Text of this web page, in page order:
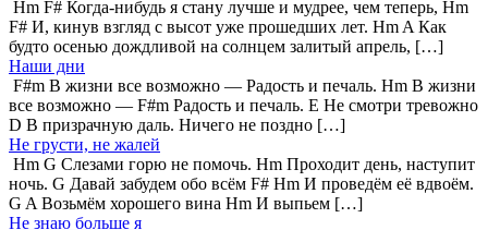
Hm F# Когда-нибудь я стану лучше и мудрее, чем теперь, Hm
F# И, кинув взгляд с высот уже прошедших лет. Hm A Как
будто осенью дождливой на солнцем залитый апрель, […]
Наши дни
F#m В жизни все возможно — Радость и печаль. Hm В жизни
все возможно — F#m Радость и печаль. E Не смотри тревожно
D В призрачную даль. Ничего не поздно […]
Не грусти, не жалей
Hm G Слезами горю не помочь. Нm Проходит день, наступит
ночь. G Давай забудем обо всём F# Нm И проведём её вдвоём.
G A Возьмём хорошего вина Нm И выпьем […]
Не знаю больше я